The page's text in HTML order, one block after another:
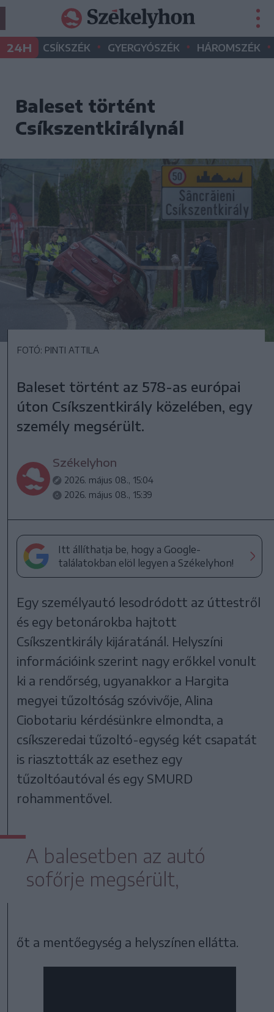
24H CSÍKSZÉK • GYERGYÓSZÉK • HÁROMSZÉK •
Baleset történt
Csíkszentkirálynál
FOTÓ: PINTI ATTILA
Baleset történt az 578-as európai
úton Csíkszentkirály közelében, egy
személy megsérült.
Székelyhon
2026. május 08., 15:04
2026. május 08., 15:39
Itt állíthatja be, hogy a Google-
találatokban elöl legyen a Székelyhon!
Egy személyautó lesodródott az úttestről
és egy betonárokba hajtott
Csíkszentkirály kijáratánál. Helyszíni
információink szerint nagy erőkkel vonult
ki a rendőrség, ugyanakkor a Hargita
megyei tűzoltóság szóvivője, Alina
Ciobotariu kérdésünkre elmondta, a
csíkszeredai tűzoltó-egység két csapatát
is riasztották az esethez egy
tűzoltóautóval és egy SMURD
rohammentővel.
A balesetben az autó
sofőrje megsérült,
őt a mentőegység a helyszínen ellátta.